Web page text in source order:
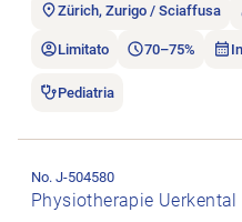
Zürich, Zurigo / Sciaffusa
Limitato 70–75%
Pediatria
Physiotherapie Uerkental
No. J-504580